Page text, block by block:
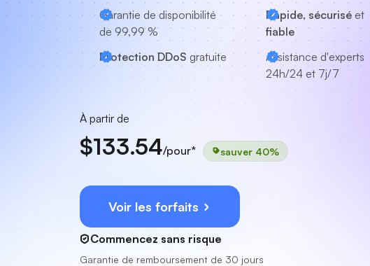
Garantie de disponibilité
de 99,99 %
Rapide, sécuriséet
fiable
Protection DDoS gratuite
Assistance d'experts
24h/24 et 7j/7
À partir de
$133.54/pour* sauver 40%
Voir les forfaits
Commencez sans risque
Garantie de remboursement de 30 jours